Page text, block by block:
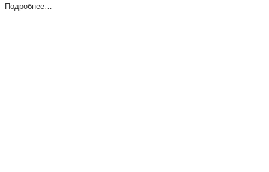
Подробнее…